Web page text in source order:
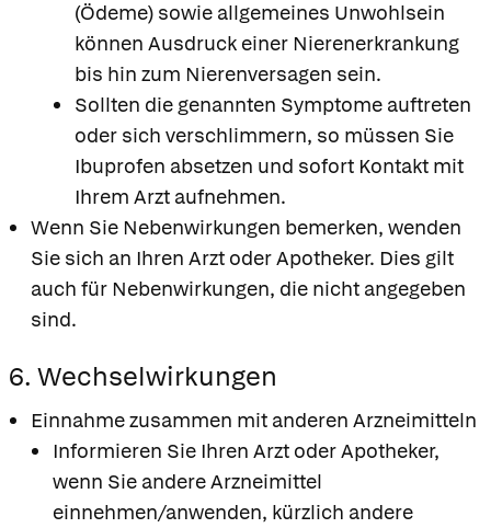
(Ödeme) sowie allgemeines Unwohlsein
können Ausdruck einer Nierenerkrankung
bis hin zum Nierenversagen sein.
Sollten die genannten Symptome auftreten
oder sich verschlimmern, so müssen Sie
Ibuprofen absetzen und sofort Kontakt mit
Ihrem Arzt aufnehmen.
Wenn Sie Nebenwirkungen bemerken, wenden
Sie sich an Ihren Arzt oder Apotheker. Dies gilt
auch für Nebenwirkungen, die nicht angegeben
sind.
6. Wechselwirkungen
Einnahme zusammen mit anderen Arzneimitteln
Informieren Sie Ihren Arzt oder Apotheker,
wenn Sie andere Arzneimittel
einnehmen/anwenden, kürzlich andere